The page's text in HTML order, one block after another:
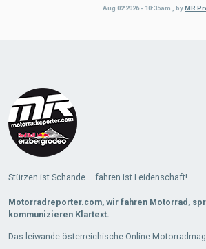
Aug 02 2026 - 10:35am byMR
Stürzen ist Schande – fahren ist Leidenschaft!
Motorradreporter.com, wir fahren Motorrad,
kommunizieren Klartext.
Das leiwande österreichische Online-